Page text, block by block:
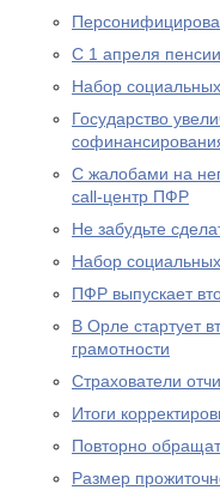
С 1 апреля
Набор
Государство
С жалобами на
call-центр ПФР
Не забудьте
Набор
ПФР выпускает
В Орле стартует
грамотности
Страхователи
Итоги
Повторно
Размер